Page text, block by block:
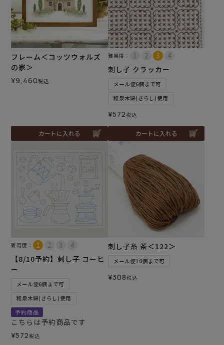
フレーム＜コッツウォルズ
の家＞
¥9,460税込
カートに入れる
難易度：
刺し子 クラッカー
メール便6個まで可
和泉木綿(さらし)使用
¥572税込
カートに入れる
難易度：
【8/10予約】刺し子 コーヒ
ー
メール便6個まで可
和泉木綿(さらし)使用
予約商品
こちらは予約商品です
¥572税込
刺し子糸 茶＜122＞
メール便10個まで可
¥308税込